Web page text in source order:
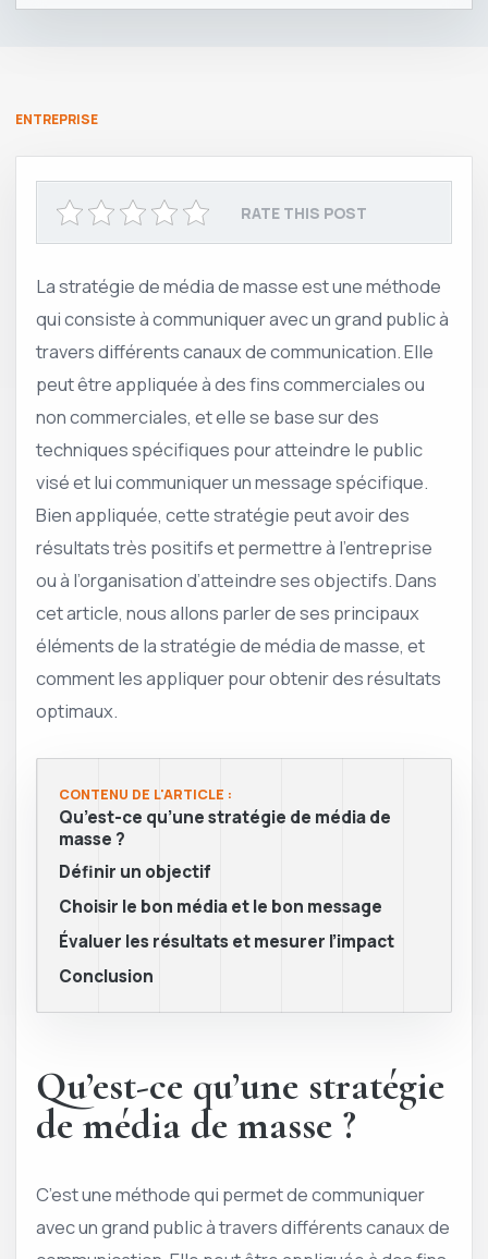
ENTREPRISE
RATE THIS POST
La stratégie de média de masse est une méthode
qui consiste à communiquer avec un grand public à
travers différents canaux de communication. Elle
peut être appliquée à des fins commerciales ou
non commerciales, et elle se base sur des
techniques spécifiques pour atteindre le public
visé et lui communiquer un message spécifique.
Bien appliquée, cette stratégie peut avoir des
résultats très positifs et permettre à l’entreprise
ou à l’organisation d’atteindre ses objectifs. Dans
cet article, nous allons parler de ses principaux
éléments de la stratégie de média de masse, et
comment les appliquer pour obtenir des résultats
optimaux.
CONTENU DE L'ARTICLE :
Qu’est-ce qu’une stratégie de média de
masse ?
Définir un objectif
Choisir le bon média et le bon message
Évaluer les résultats et mesurer l’impact
Conclusion
Qu’est-ce qu’une stratégie
de média de masse ?
C’est une méthode qui permet de communiquer
avec un grand public à travers différents canaux de